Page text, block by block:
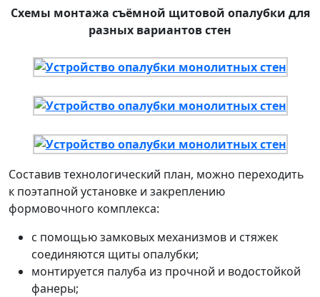
Схемы монтажа съёмной щитовой опалубки для
разных вариантов стен
Составив технологический план, можно переходить
к поэтапной установке и закреплению
формовочного комплекса:
с помощью замковых механизмов и стяжек
соединяются щиты опалубки;
монтируется палуба из прочной и водостойкой
фанеры;